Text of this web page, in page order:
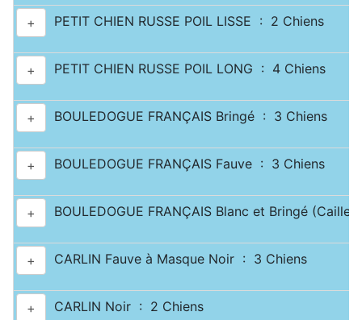
+ PETIT CHIEN RUSSE POIL LISSE : 2 Chiens
+ PETIT CHIEN RUSSE POIL LONG : 4 Chiens
+ BOULEDOGUE FRANÇAIS Bringé : 3 Chiens
+ BOULEDOGUE FRANÇAIS Fauve : 3 Chiens
+ BOULEDOGUE FRANÇAIS Blanc et Bringé
+ CARLIN Fauve à Masque Noir : 3 Chiens
+ CARLIN Noir : 2 Chiens